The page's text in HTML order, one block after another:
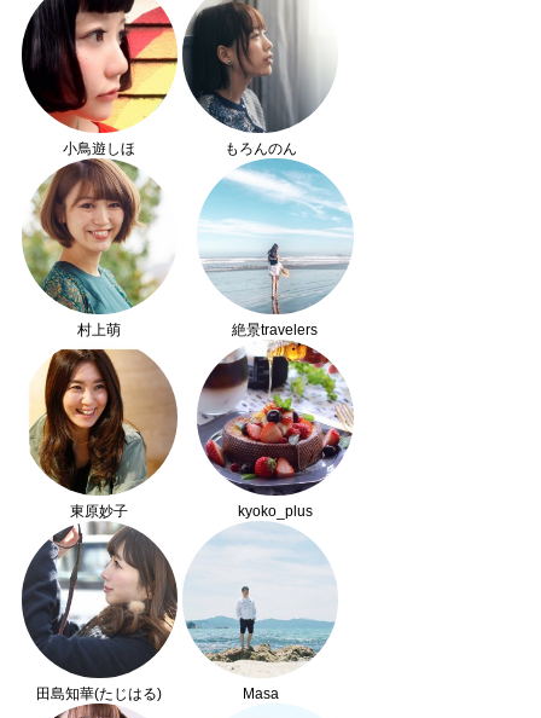
小鳥遊しほ もろんのん
村上萌 絶景travelers
東原妙子 kyoko_plus
田島知華(たじはる) Masa